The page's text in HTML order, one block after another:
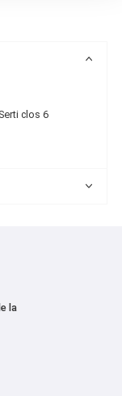
clos 6
la